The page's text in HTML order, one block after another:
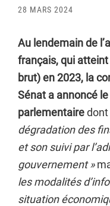
28 MARS 2024
Au lendemain de
français, qui atteint
brut) en 2023, la
Sénat a annoncé
parlementairedont
dégradation des
et son suivi par
gouvernement »
les modalités
situation